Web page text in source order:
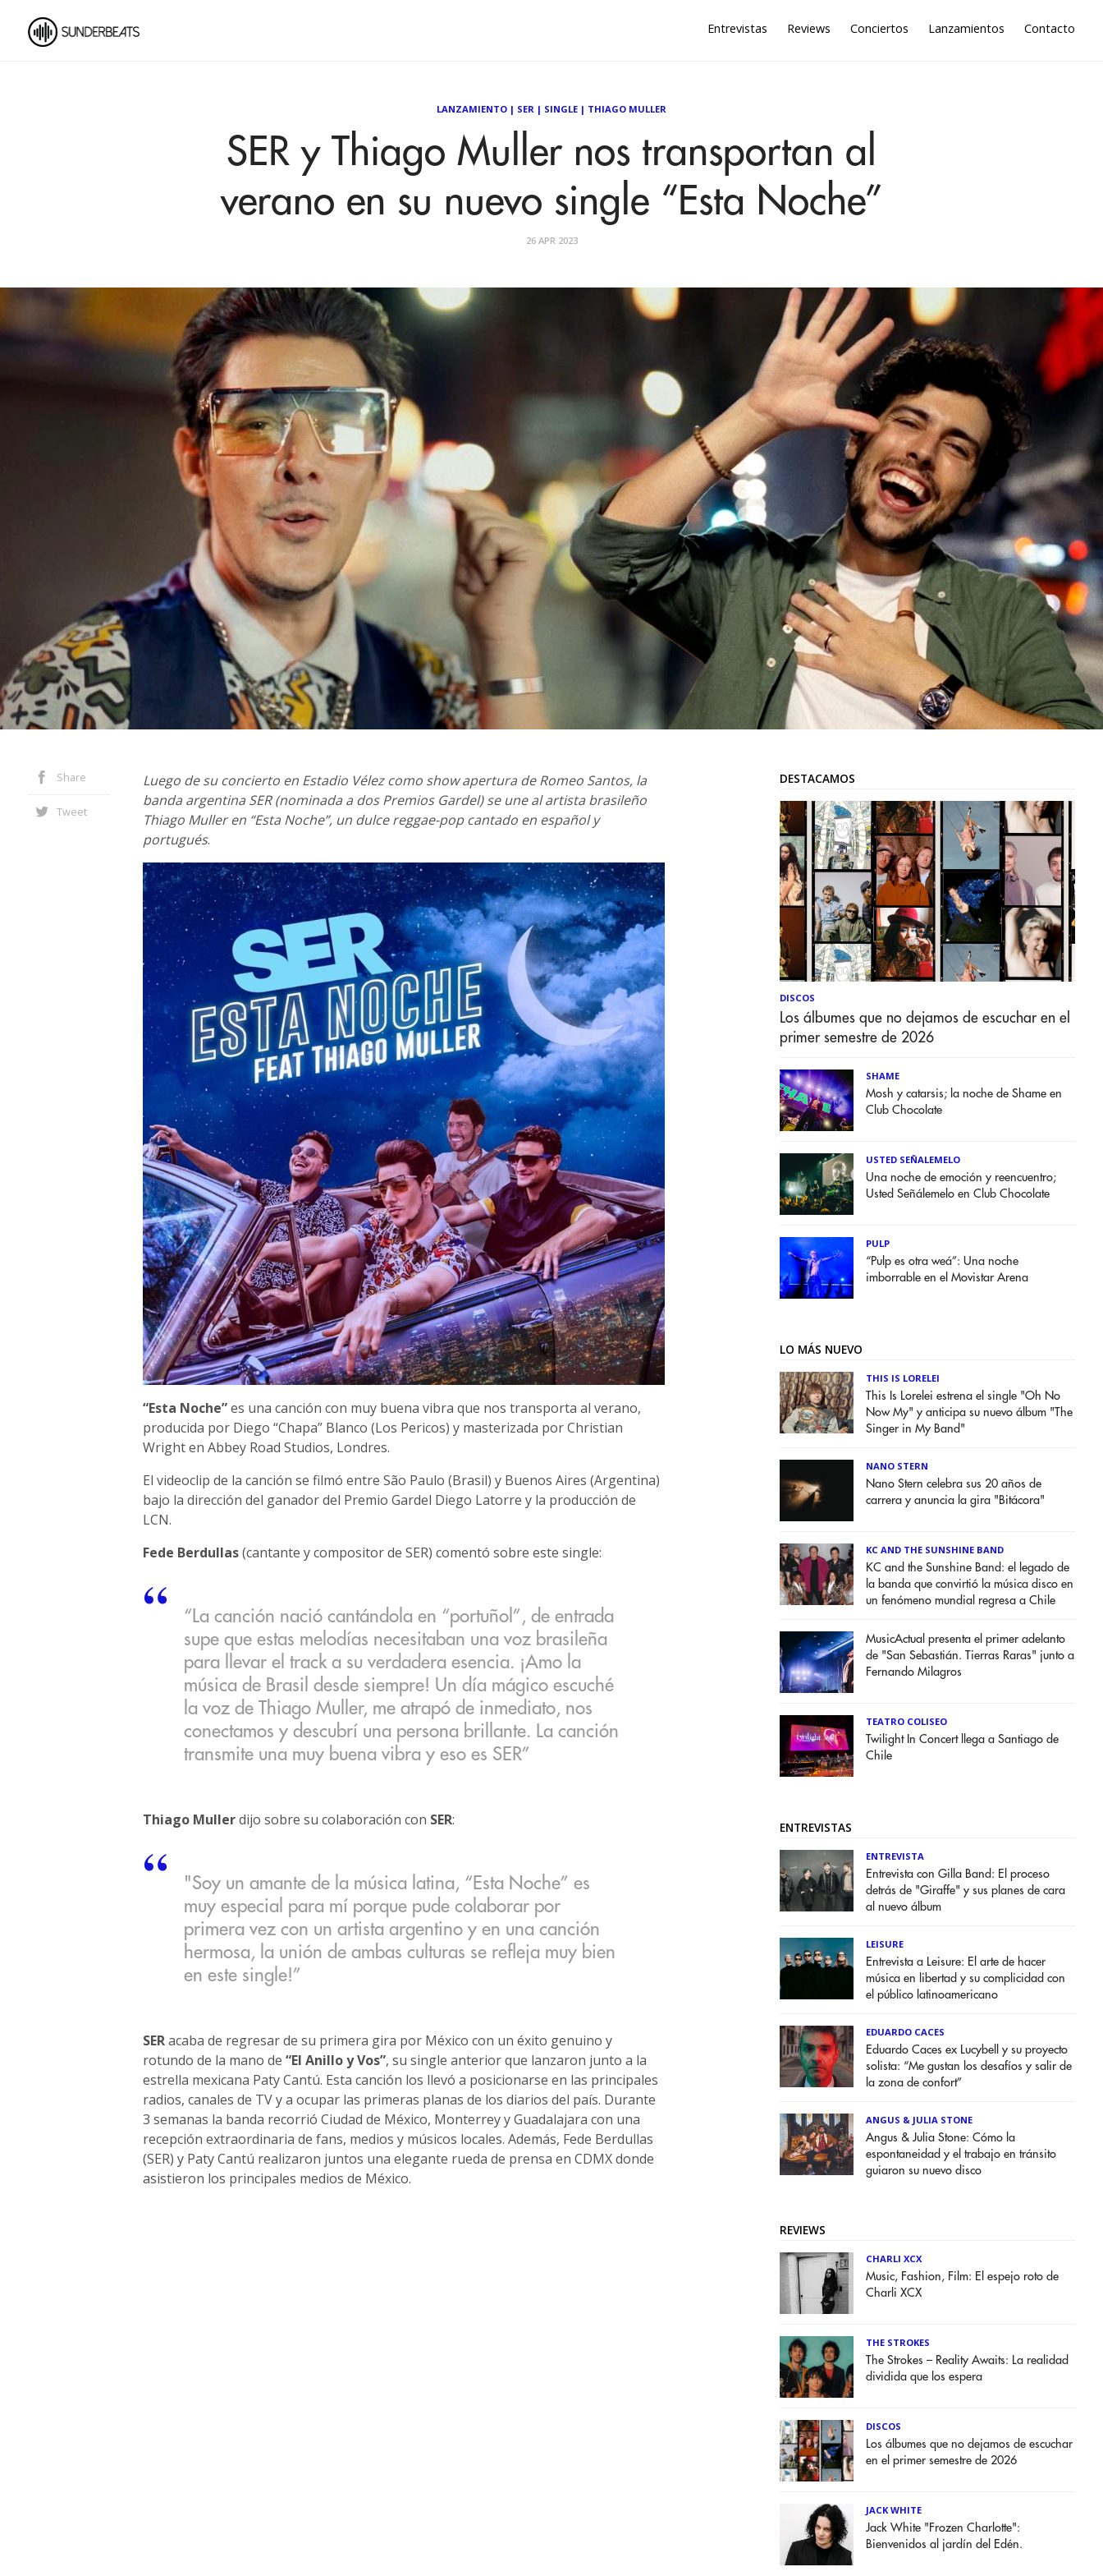
Entrevistas Reviews Conciertos Lanzamientos Contacto
LANZAMIENTO | SER | SINGLE | THIAGO MULLER
SER y Thiago Muller nos transportan al
verano en su nuevo single “Esta Noche”
26 APR 2023
Share
Tweet
Luego de su concierto en Estadio Vélez como show apertura de Romeo Santos, la
banda argentina SER (nominada a dos Premios Gardel) se une al artista brasileño
Thiago Muller en “Esta Noche”, un dulce reggae-pop cantado en español y
portugués.
“Esta Noche”es una canción con muy buena vibra que nos transporta al verano,
producida por Diego “Chapa” Blanco (Los Pericos) y masterizada por Christian
Wright en Abbey Road Studios, Londres.
El videoclip de la canción se filmó entre São Paulo (Brasil) y Buenos Aires (Argentina)
bajo la dirección del ganador del Premio Gardel Diego Latorre y la producción de
LCN.
Fede Berdullas(cantante y compositor de SER) comentó sobre este single:
“La canción nació cantándola en “portuñol”, de entrada
supe que estas melodías necesitaban una voz brasileña
para llevar el track a su verdadera esencia. ¡Amo la
música de Brasil desde siempre! Un día mágico escuché
la voz de Thiago Muller, me atrapó de inmediato, nos
conectamos y descubrí una persona brillante. La canción
transmite una muy buena vibra y eso es SER”
Thiago Mullerdijo sobre su colaboración con SER:
"Soy un amante de la música latina, “Esta Noche” es
muy especial para mí porque pude colaborar por
primera vez con un artista argentino y en una canción
hermosa, la unión de ambas culturas se refleja muy bien
en este single!”
SERacaba de regresar de su primera gira por México con un éxito genuino y
rotundo de la mano de “El Anillo y Vos”, su single anterior que lanzaron junto a la
estrella mexicana Paty Cantú. Esta canción los llevó a posicionarse en las principales
radios, canales de TV y a ocupar las primeras planas de los diarios del país. Durante
3 semanas la banda recorrió Ciudad de México, Monterrey y Guadalajara con una
recepción extraordinaria de fans, medios y músicos locales. Además, Fede Berdullas
(SER) y Paty Cantú realizaron juntos una elegante rueda de prensa en CDMX donde
asistieron los principales medios de México.
DESTACAMOS
DISCOS
Los álbumes que no dejamos de escuchar en el
primer semestre de 2026
SHAME
Mosh y catarsis; la noche de Shame en
Club Chocolate
USTED SEÑALEMELO
Una noche de emoción y reencuentro;
Usted Señálemelo en Club Chocolate
PULP
“Pulp es otra weá”: Una noche
imborrable en el Movistar Arena
LO MÁS NUEVO
THIS IS LORELEI
This Is Lorelei estrena el single "Oh No
Now My" y anticipa su nuevo álbum "The
Singer in My Band"
NANO STERN
Nano Stern celebra sus 20 años de
carrera y anuncia la gira "Bitácora"
KC AND THE SUNSHINE BAND
KC and the Sunshine Band: el legado de
la banda que convirtió la música disco en
un fenómeno mundial regresa a Chile
MusicActual presenta el primer adelanto
de "San Sebastián. Tierras Raras" junto a
Fernando Milagros
TEATRO COLISEO
Twilight In Concert llega a Santiago de
Chile
ENTREVISTAS
ENTREVISTA
Entrevista con Gilla Band: El proceso
detrás de "Giraffe" y sus planes de cara
al nuevo álbum
LEISURE
Entrevista a Leisure: El arte de hacer
música en libertad y su complicidad con
el público latinoamericano
EDUARDO CACES
Eduardo Caces ex Lucybell y su proyecto
solista: “Me gustan los desafíos y salir de
la zona de confort”
ANGUS & JULIA STONE
Angus & Julia Stone: Cómo la
espontaneidad y el trabajo en tránsito
guiaron su nuevo disco
REVIEWS
CHARLI XCX
Music, Fashion, Film: El espejo roto de
Charli XCX
THE STROKES
The Strokes – Reality Awaits: La realidad
dividida que los espera
DISCOS
Los álbumes que no dejamos de escuchar
en el primer semestre de 2026
JACK WHITE
Jack White "Frozen Charlotte":
Bienvenidos al jardín del Edén.